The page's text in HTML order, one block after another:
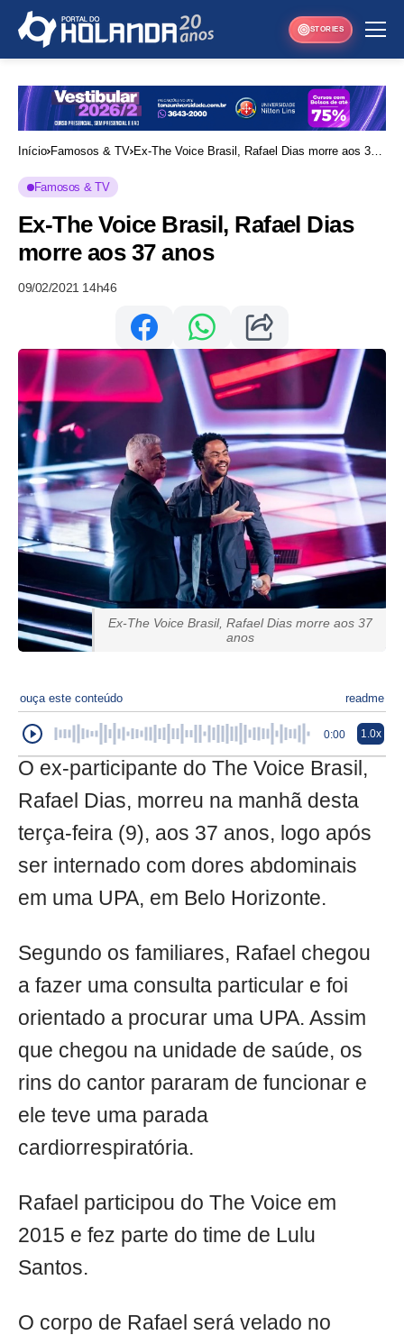
STORIES
Início Famosos & TV Ex-The Voice Brasil, Rafael Dias morre aos 37
Famosos & TV
Ex-The Voice Brasil, Rafael Dias
morre aos 37 anos
09/02/2021 14h46
Ex-The Voice Brasil, Rafael Dias morre aos 37
anos
ouça este conteúdo readme
0:00 1.0x
O ex-participante do The Voice Brasil,
Rafael Dias, morreu na manhã desta
terça-feira (9), aos 37 anos, logo após
ser internado com dores abdominais
em uma UPA, em Belo Horizonte.
Segundo os familiares, Rafael chegou
a fazer uma consulta particular e foi
orientado a procurar uma UPA. Assim
que chegou na unidade de saúde, os
rins do cantor pararam de funcionar e
ele teve uma parada
cardiorrespiratória.
Rafael participou do The Voice em
2015 e fez parte do time de Lulu
Santos.
O corpo de Rafael será velado no